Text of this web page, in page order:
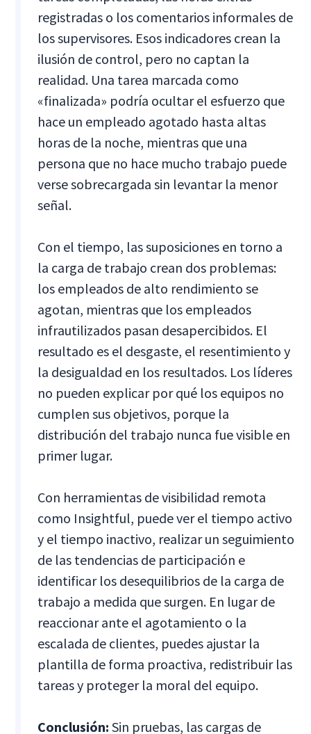
registradas o los comentarios informales de
los supervisores. Esos indicadores crean la
ilusión de control, pero no captan la
realidad. Una tarea marcada como
«finalizada» podría ocultar el esfuerzo que
hace un empleado agotado hasta altas
horas de la noche, mientras que una
persona que no hace mucho trabajo puede
verse sobrecargada sin levantar la menor
señal.
Con el tiempo, las suposiciones en torno a
la carga de trabajo crean dos problemas:
los empleados de alto rendimiento se
agotan, mientras que los empleados
infrautilizados pasan desapercibidos. El
resultado es el desgaste, el resentimiento y
la desigualdad en los resultados. Los líderes
no pueden explicar por qué los equipos no
cumplen sus objetivos, porque la
distribución del trabajo nunca fue visible en
primer lugar.
Con herramientas de visibilidad remota
como Insightful, puede ver el tiempo activo
y el tiempo inactivo, realizar un seguimiento
de las tendencias de participación e
identificar los desequilibrios de la carga de
trabajo a medida que surgen. En lugar de
reaccionar ante el agotamiento o la
escalada de clientes, puedes ajustar la
plantilla de forma proactiva, redistribuir las
tareas y proteger la moral del equipo.
Conclusión: Sin pruebas, las cargas de